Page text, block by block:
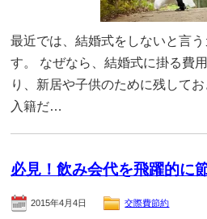
最近では、結婚式をしないと言
す。 なぜなら、結婚式に掛る費
り、新居や子供のために残して
入籍だ…
必見！飲み会代を飛躍的に
2015年4月4日 交際費節約